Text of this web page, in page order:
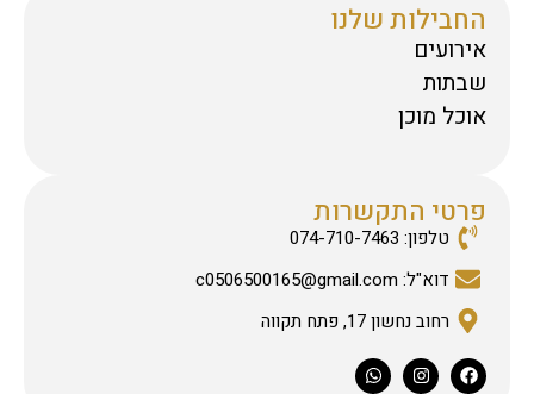
החבילות שלנו
אירועים
שבתות
אוכל מוכן
פרטי התקשרות
טלפון: 074-710-7463
דוא"ל: c0506500165@gmail.com
רחוב נחשון 17, פתח תקווה